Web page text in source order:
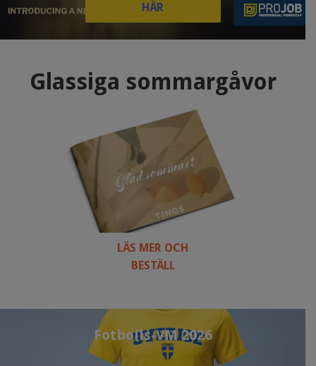
HÄR
Glassiga sommargåvor
LÄS MER OCH
BESTÄLL
Fotbolls-VM 2026